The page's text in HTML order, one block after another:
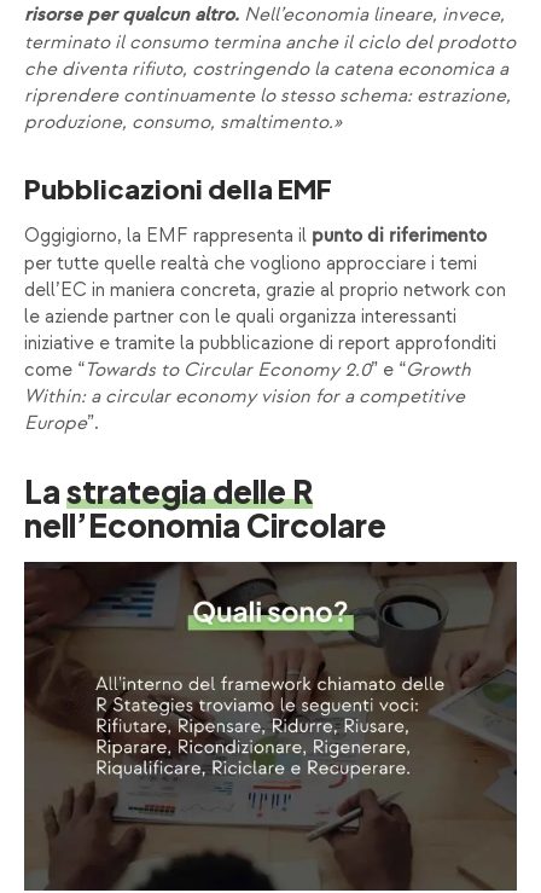
risorse per qualcun altro. Nell’economia lineare, invece,
terminato il consumo termina anche il ciclo del prodotto
che diventa rifiuto, costringendo la catena economica a
riprendere continuamente lo stesso schema: estrazione,
produzione, consumo, smaltimento.»
Pubblicazioni della EMF
Oggigiorno, la EMF rappresenta il punto di riferimento
per tutte quelle realtà che vogliono approcciare i temi
dell’EC in maniera concreta, grazie al proprio network con
le aziende partner con le quali organizza interessanti
iniziative e tramite la pubblicazione di report approfonditi
come “Towards to Circular Economy 2.0” e “Growth
Within: a circular economy vision for a competitive
Europe”.
Lastrategia delle R
nell’Economia Circolare